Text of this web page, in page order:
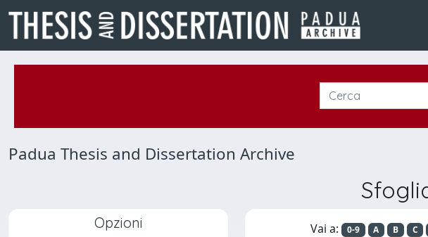
Padua Thesis and Dissertation Archive
Opzioni Vai a: 0-9 A B C